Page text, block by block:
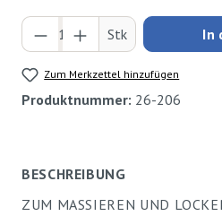
Produkt Anzahl: Gib
Stk In
Zum Merkzettel hinzufügen
Produktnummer: 26-206
BESCHREIBUNG
ZUM MASSIEREN UND